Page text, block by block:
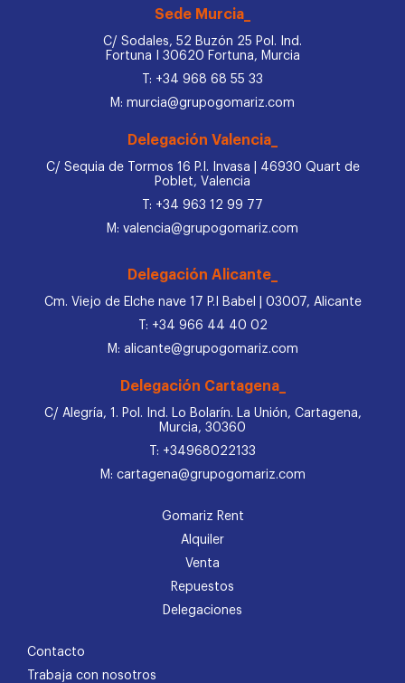
Sede Murcia_
C/ Sodales, 52 Buzón 25 Pol. Ind.
Fortuna I 30620 Fortuna, Murcia
T: +34 968 68 55 33
M: murcia@grupogomariz.com
Delegación Valencia_
C/ Sequia de Tormos 16 P.I. Invasa | 46930 Quart de
Poblet, Valencia
T: +34 963 12 99 77
M: valencia@grupogomariz.com
Delegación Alicante_
Cm. Viejo de Elche nave 17 P.I Babel | 03007, Alicante
T: +34 966 44 40 02
M: alicante@grupogomariz.com
Delegación Cartagena_
C/ Alegría, 1. Pol. Ind. Lo Bolarín. La Unión, Cartagena,
Murcia, 30360
T: +34968022133
M: cartagena@grupogomariz.com
Gomariz Rent
Alquiler
Venta
Repuestos
Delegaciones
Contacto
Trabaja con nosotros